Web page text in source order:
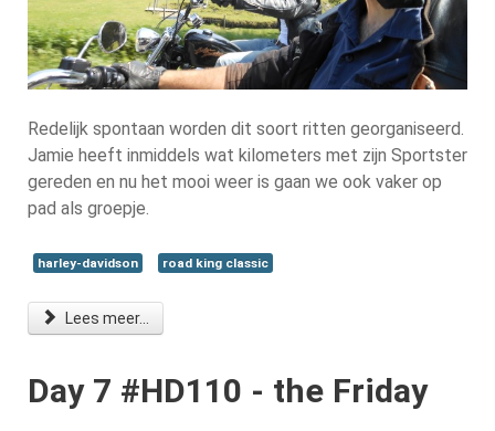
Redelijk spontaan worden dit soort ritten georganiseerd.
Jamie heeft inmiddels wat kilometers met zijn Sportster
gereden en nu het mooi weer is gaan we ook vaker op
pad als groepje.
harley-davidson road king classic
Lees meer...
Day 7 #HD110 - the Friday